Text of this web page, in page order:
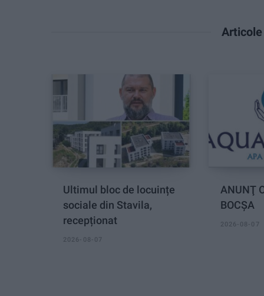
Ultimul bloc de locuințe
sociale din Stavila,
recepționat
2026-08-07
ANUNŢ
BOCȘA
2026-08-07